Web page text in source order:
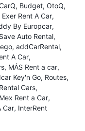
Budget OtoQ
Exer Rent A Car
By Europcar
Auto Rental
addCarRental
A Car
MÁS Rent a car
Key'n Go Routes
Cars
Mex Rent a Car
Car InterRent